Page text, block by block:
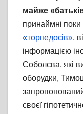
майже
принаймні
«торпедосів»,
інформацією
Соболєва, які
оборудки,
своєї